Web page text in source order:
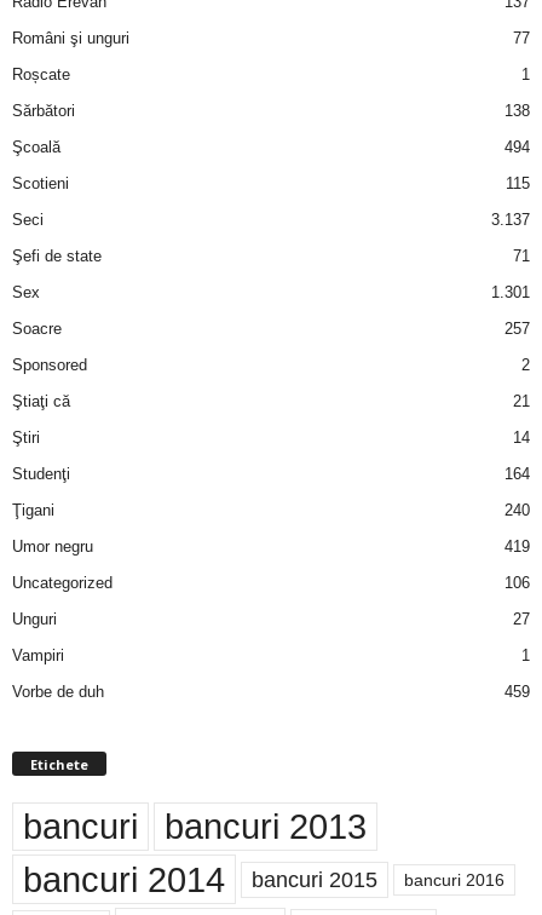
Români şi unguri
77
Roșcate
1
Sărbători
138
Şcoală
494
Scotieni
115
Seci
3.137
Şefi de state
71
Sex
1.301
Soacre
257
Sponsored
2
Ştiaţi că
21
Ştiri
14
Studenţi
164
Ţigani
240
Umor negru
419
Uncategorized
106
Unguri
27
Vampiri
1
Vorbe de duh
459
Etichete
bancuri bancuri 2013
bancuri 2014 bancuri 2015 bancuri 2016